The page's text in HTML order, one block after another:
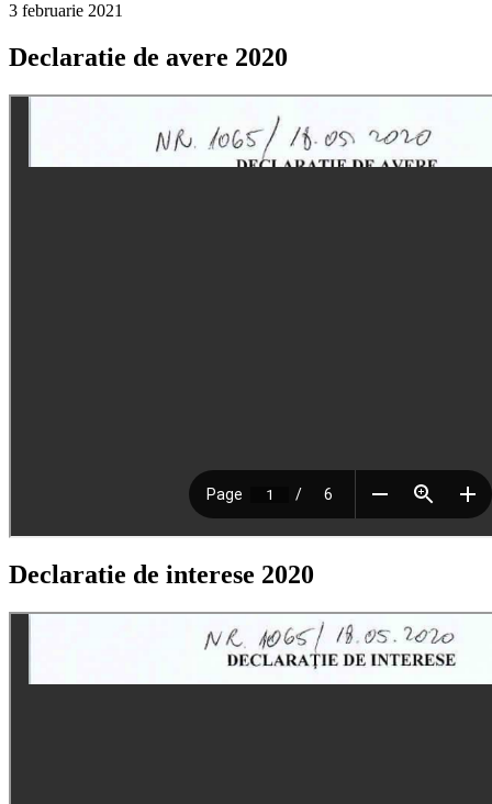
3 februarie 2021
Declaratie de avere 2020
Declaratie de interese 2020